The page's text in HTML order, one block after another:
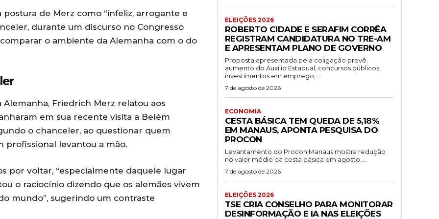
de Merz como “infeliz, arrogante e
durante um discurso no Congresso
o ambiente da Alemanha com o do
Friedrich Merz relatou aos
em sua recente visita a Belém
o chanceler, ao questionar quem
profissional levantou a mão.
por voltar, “especialmente daquele lugar
o raciocínio dizendo que os alemães vivem
mundo”, sugerindo um contraste
ELEIÇÕES 2026
ROBERTO CIDADE E SERAFIM CORRÊA
REGISTRAM CANDIDATURA NO TRE-AM
E APRESENTAM PLANO DE GOVERNO
Proposta apresentada pela coligação prevê
aumento do Auxílio Estadual, concursos públicos,
investimentos em emprego,...
7 de agosto de 2026
ECONOMIA
CESTA BÁSICA TEM QUEDA DE 5,18%
EM MANAUS, APONTA PESQUISA DO
PROCON
Levantamento do Procon Manaus mostra redução
no valor médio da cesta básica em agosto....
7 de agosto de 2026
ELEIÇÕES 2026
TSE CRIA CONSELHO PARA MONITORAR
DESINFORMAÇÃO E IA NAS ELEIÇÕES